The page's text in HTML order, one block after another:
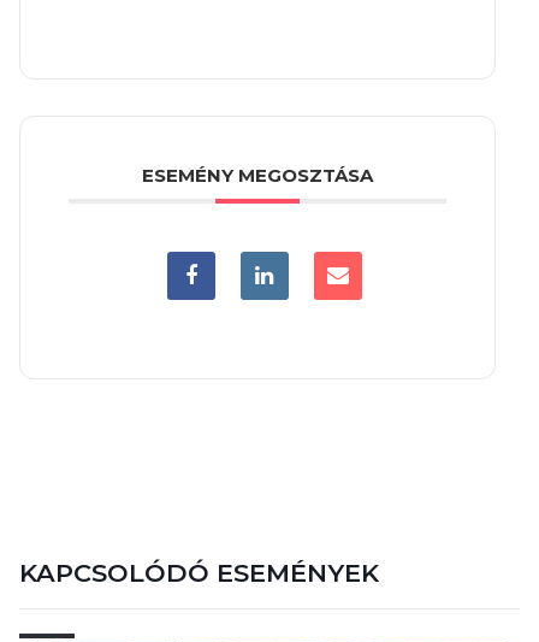
ESEMÉNY MEGOSZTÁSA
KAPCSOLÓDÓ ESEMÉNYEK